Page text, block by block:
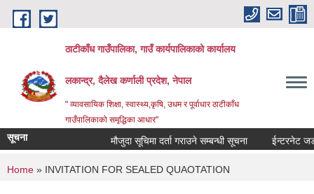
Skip to main content
ठाटीकाँध गाउँपालिका, गाउँ कार्यपालिकाको कार्यालय
लकान्द्र, दैलेख कर्णाली प्रदेश, नेपाल
" व्यावसायिक शिक्षा, स्वास्थ्य,कृषि, उधम र पूर्वाधार ठाटीकाँध
गाउँपालिकाको समृद्धिका आधार"
सूचना मौजुदा सूचिमा दर्ता गराउने सम्बन्धी सूचना ईन्टरनेट
You are here
Home » INVITATION FOR SEALED QUAOTATION